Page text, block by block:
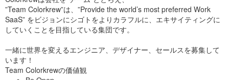
トをおこなうことに決定！
Design Sprint (デザイン・スプリン
ト) が有効な理由
私たちは日頃、『新しいアプリを作りたい』 『Webサイトをリ
ます。
Android StudioとはAndroidアプリ開発に使う開発環境のことで
す。これがないとアプリ作れません。もとい作ることはできま
すがめっちゃハードルがあがります。 Androidニュービーにも
簡単にアプリ作成の門を開く。それがAndroid Studio(以下AS)
です。
その昔はEclipseというIDEにAndroid Developer Toolというプ
ラグインを追加した環境を使用していたのですが、よりモダン
で気が効いているIntelliJというIDEベースのものに変わりまし
”Team Colorkrew”は、”Provide the world’s most preferred Work
SaaS” をビジョンにシゴトをよりカラフルに、エキサイティングに
していくことを目指している集団です。
一緒に世界を変えるエンジニア、デザイナー、セールスを募集して
います！
Team Colorkrewの価値観